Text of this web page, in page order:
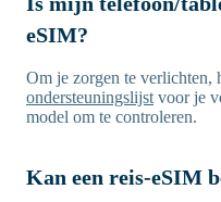
eSIM?
Om je zorgen te verlichten,
ondersteuningslijst voor je
model om te controleren.
Kan een reis-eSIM